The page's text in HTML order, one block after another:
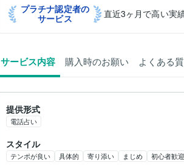
プラチナ認定者の
サービス
直近3ヶ月で高い実
サービス内容 購入時のお願い よくある
提供形式
電話占い
スタイル
テンポが良い 具体的 寄り添い まじめ 初心者歓迎